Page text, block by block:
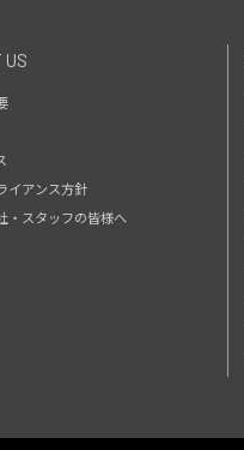
US
イアンス方針
・スタッフの皆様へ